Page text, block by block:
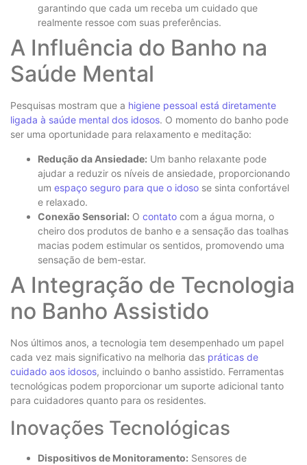
garantindo que cada um receba um cuidado que
realmente ressoe com suas preferências.
A Influência do Banho na
Saúde Mental
Pesquisas mostram que a higiene pessoal está diretamente
ligada à saúde mental dos idosos. O momento do banho pode
ser uma oportunidade para relaxamento e meditação:
Redução da Ansiedade: Um banho relaxante pode
ajudar a reduzir os níveis de ansiedade, proporcionando
um espaço seguro para que o idoso se sinta confortável
e relaxado.
Conexão Sensorial: O contato com a água morna, o
cheiro dos produtos de banho e a sensação das toalhas
macias podem estimular os sentidos, promovendo uma
sensação de bem-estar.
A Integração de Tecnologia
no Banho Assistido
Nos últimos anos, a tecnologia tem desempenhado um papel
cada vez mais significativo na melhoria das práticas de
cuidado aos idosos, incluindo o banho assistido. Ferramentas
tecnológicas podem proporcionar um suporte adicional tanto
para cuidadores quanto para os residentes.
Inovações Tecnológicas
Dispositivos de Monitoramento: Sensores de